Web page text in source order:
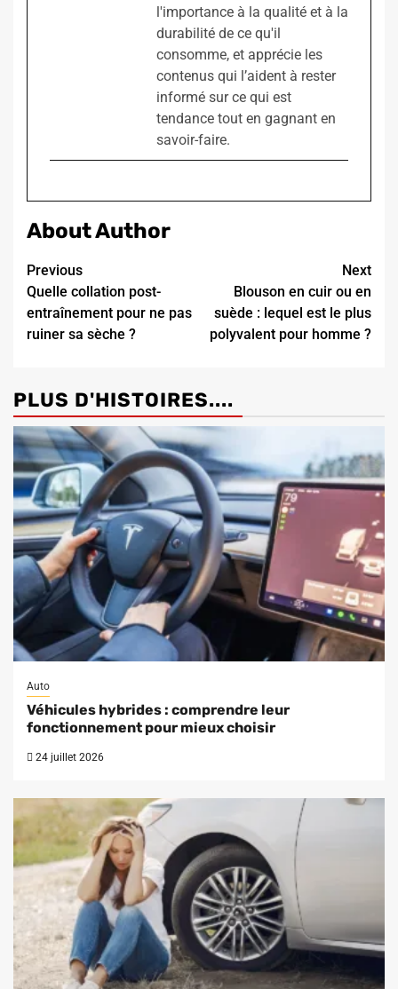
l'importance à la qualité et à la
durabilité de ce qu'il
consomme, et apprécie les
contenus qui l’aident à rester
informé sur ce qui est
tendance tout en gagnant en
savoir-faire.
About Author
Continue
Reading
Previous
Quelle collation post-
entraînement pour ne pas
ruiner sa sèche ?
Next
Blouson en cuir ou en
suède : lequel est le plus
polyvalent pour homme ?
PLUS D'HISTOIRES....
Auto
Véhicules hybrides : comprendre leur
fonctionnement pour mieux choisir
24 juillet 2026